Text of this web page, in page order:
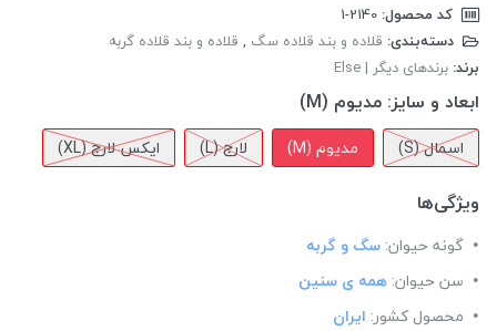
کد محصول:
دسته‌بندی: قلاده و بند قلاده سگ , قلاده و بند قلاده گربه
برند: برندهای دیگر | Else
ابعاد و سایز: مدیوم (M)
اسمال (S) مدیوم (M) لارج (L) ایکس لارج (XL)
ویژگی‌ها
گونه حیوان: سگ و گربه
سن حیوان: همه ی سنین
محصول کشور: ایران